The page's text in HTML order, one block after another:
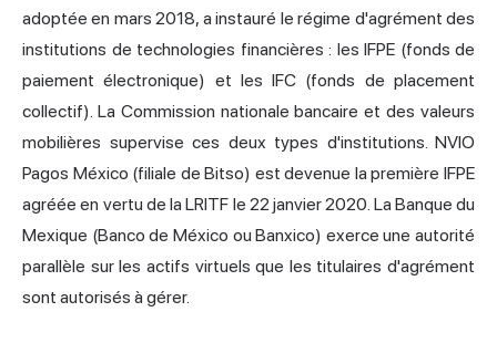
adoptée en mars 2018, a instauré le régime d'agrément des
institutions de technologies financières : les IFPE (fonds de
paiement électronique) et les IFC (fonds de placement
collectif). La Commission nationale bancaire et des valeurs
mobilières supervise ces deux types d'institutions. NVIO
Pagos México (filiale de Bitso) est devenue la première IFPE
agréée en vertu de la LRITF le 22 janvier 2020. La Banque du
Mexique (Banco de México ou Banxico) exerce une autorité
parallèle sur les actifs virtuels que les titulaires d'agrément
sont autorisés à gérer.